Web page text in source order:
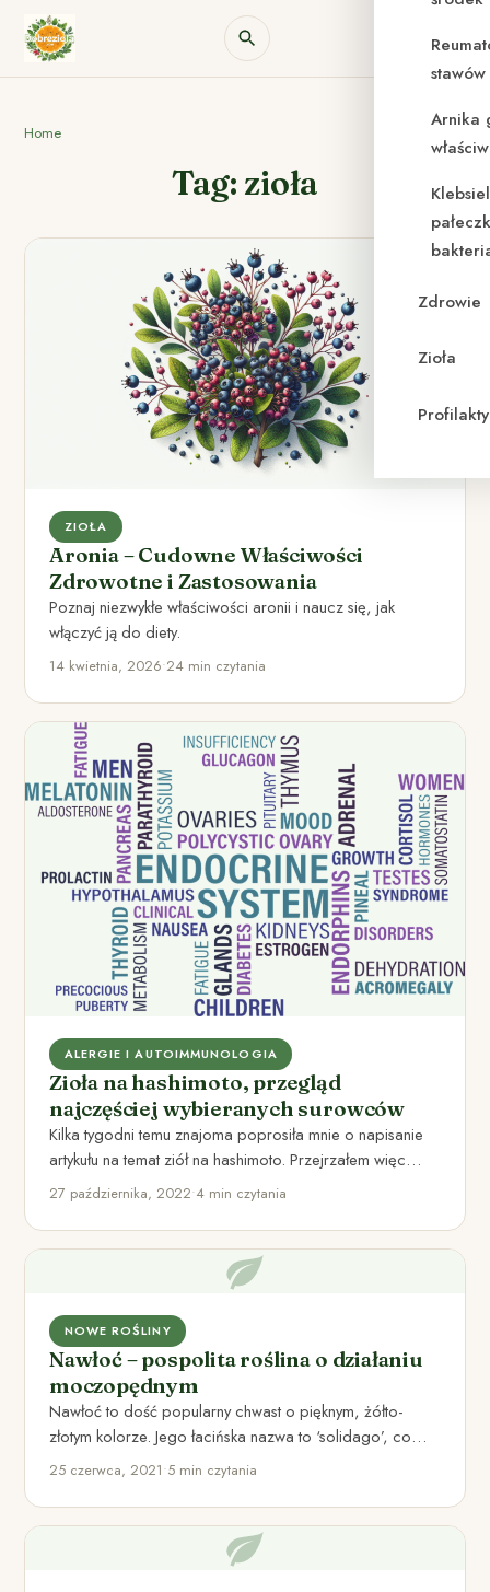
Arnika
Zdrowie
Zioła
Home
Tag: zioła
ZIOŁA
Aronia – Cudowne Właściwości
Zdrowotne i Zastosowania
Poznaj niezwykłe właściwości aronii i naucz się, jak
włączyć ją do diety.
14 kwietnia, 2026•24 min czytania
ALERGIE I AUTOIMMUNOLOGIA
Zioła na hashimoto, przegląd
najczęściej wybieranych surowców
Kilka tygodni temu znajoma poprosiła mnie o napisanie
artykułu na temat ziół na hashimoto. Przejrzałem więc
przepastne archiwa…
27 października, 2022•4 min czytania
NOWE ROŚLINY
Nawłoć – pospolita roślina o działaniu
moczopędnym
Nawłoć to dość popularny chwast o pięknym, żółto-
złotym kolorze. Jego łacińska nazwa to ‘solidago’, co
oznacza ‘uzdrawiać’ i…
25 czerwca, 2021•5 min czytania